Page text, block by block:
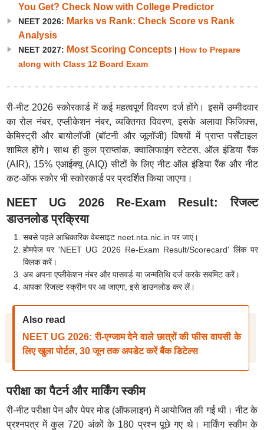
You Get? Check Now with College Predictor
NEET 2026: Marks vs Rank: Check Score vs Rank
Analysis
NEET 2027: Most Scoring Concepts| How to Prepare
along with Class 12 Board Exam
री-नीट 2026 स्कोरकार्ड में कई महत्वपूर्ण विवरण दर्ज होंगे। इसमें उम्मीदवार
का रोल नंबर, एप्लीकेशन नंबर, व्यक्तिगत विवरण, इसके अलावा फिजिक्स,
केमिस्ट्री और बायोलॉजी (बॉटनी और जूलॉजी) विषयों में प्राप्त पर्सेंटाइल
शामिल होंगे। साथ ही कुल प्राप्तांक, क्वालिफाइंग स्टेटस, ऑल इंडिया रैंक
(AIR), 15% एआईक्यू (AIQ) सीटों के लिए नीट ऑल इंडिया रैंक और नीट
कट-ऑफ स्कोर भी स्कोरकार्ड पर प्रदर्शित किया जाएगा।
NEET UG 2026 Re-Exam Result: रिजल्ट
डाउनलोड प्रक्रिया
सबसे पहले आधिकारिक वेबसाइट neet.nta.nic.in पर जाएं।
होमपेज पर 'NEET UG 2026 Re-Exam Result/Scorecard' लिंक पर
क्लिक करें।
अब अपना एप्लीकेशन नंबर और पासवर्ड या जन्मतिथि दर्ज करके सबमिट करें।
आपका रिजल्ट स्क्रीन पर आ जाएगा, इसे डाउनलोड कर लें।
Also read
NEET UG 2026: री-एग्जाम देने वाले छात्रों की फीस वापसी के
लिए खुला पोर्टल, 30 जून तक अपडेट करें बैंक डिटेल्स
परीक्षा का पैटर्न और मार्किंग स्कीम
री-नीट परीक्षा पेन और पेपर मोड (ऑफलाइन) में आयोजित की गई थी। नीट के
प्रश्नपत्र में कुल 720 अंकों के 180 प्रश्न पूछे गए थे। मार्किंग स्कीम के